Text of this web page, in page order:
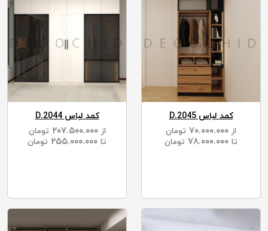
کمد لباس D.2044
از ۲۰۷.۵۰۰.۰۰۰
تومان
تا
تومان
کمد لباس D.2045
از
تومان
تا
تومان